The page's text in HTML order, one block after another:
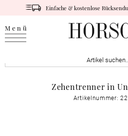
Einfache & kostenlose
Menü
Zehentrenner in
Artikelnummer: